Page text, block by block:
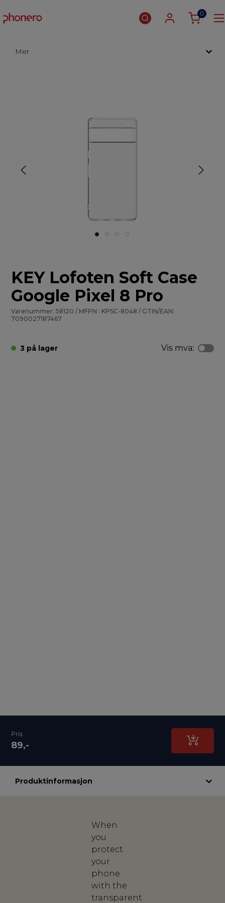
0
Mer
KEY Lofoten Soft Case
Google Pixel 8 Pro
Varenummer: 58120 / MFPN : KPSC-8048 / GTIN/EAN:
7090027187467
3 på lager Vis mva:
Pris
89,-
Produktinformasjon
When
you
protect
your
phone
with the
transparent